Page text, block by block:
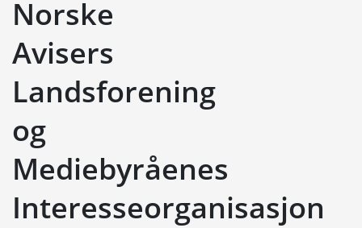
Norske
Avisers
Landsforening
og
Mediebyråenes
Interesseorganisasjon